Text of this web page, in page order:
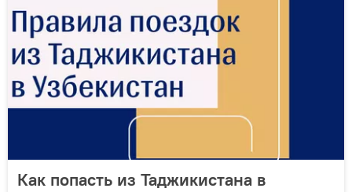
Как попасть из Таджикистана в